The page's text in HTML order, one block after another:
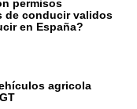
permisos
de conducir validos
en España?
agricola